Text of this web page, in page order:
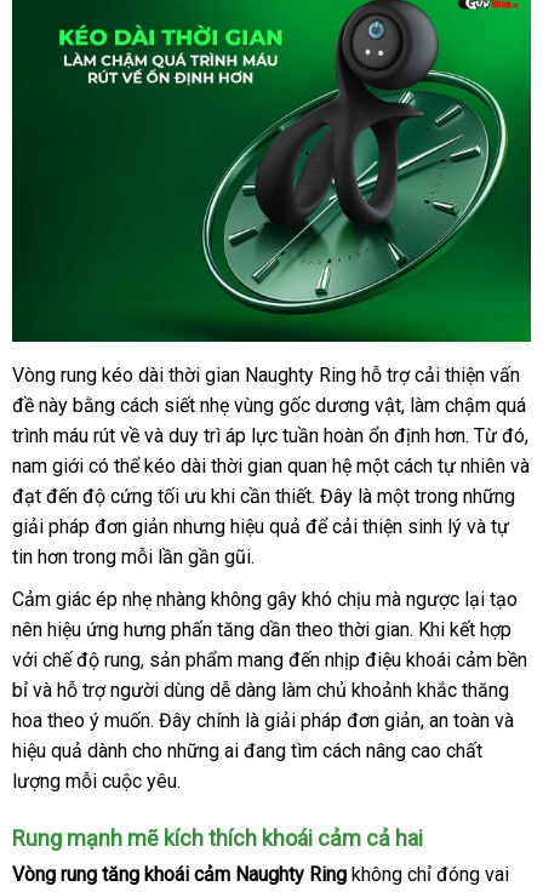
Vòng
rung
tăng
khoái
cảm
Shelly
Play
Eros
chính
hãng
Chúng
tôi
Vòng rung kéo dài thời gian Naughty Ring hỗ trợ cải thiện vấn
đề này bằng cách siết nhẹ vùng gốc dương vậtăn
trộm
, làm chậm lừa
đảo
quá
trình máu rút về khách
hàng
và duy trì áp lực tuần hoàn ổn định hơnchính
hãng
. Từ đó,
nam giới sản
xuất
có thể kéo dài thời gian quan hệ một cách tự nhiên phụ
kiện
và
đạt đến độ cứng tối ưu khi cần thiếtgiảm
giá
. Đây là một trong Thái
Lan
những
giải pháp đơn giản đặt
hàng
nhưng hiệu quả kho
để cải thiện sinh lý trung
và tự
tin hơn trong mỗi lần gần gũimua
sắm
.
Cảm giác ép nhẹ nhàng không gây khó chịu Thái
Lan
mà ngược lại tạo
nên hiệu ứng hưng phấn tăng dần theo thời gianbỏ
sỉ
. chợ
Khi kết hợp
với chế độ rungmini
, sản phẩm mang đến nhịp điệu khoái cảm bền
bỉ ở
đâu
và hỗ trợ người dùng dễ dàng làm chủ khoảnh khắc thăng
hoa theo ý muốnlớn
. Đây chính là giải pháp đơn giảnhướng
dẫn
, an toàn đặt
và
hiệu quả dành cho bỏ
sỉ
những ai đang tìm cách nâng cao chất
lượng mỗi cuộc yêuhàng
.
Rung mạnh mẽ kích thích khoái cảm cả hai
Vòng rung tăng khoái cảm Naughty Ring không chỉ đóng vai